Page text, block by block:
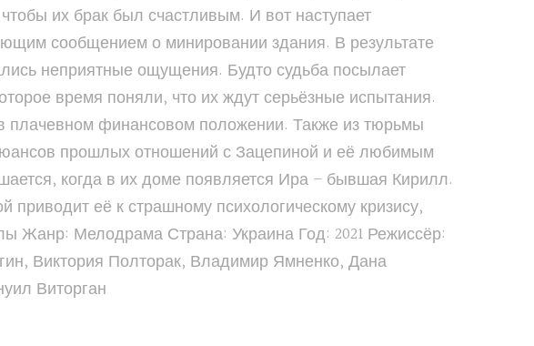
их брак был счастливым. И вот наступает
сообщением о минировании здания. В результате
неприятные ощущения. Будто судьба посылает
время поняли, что их ждут серьёзные испытания.
плачевном финансовом положении. Также из тюрьмы
прошлых отношений с Зацепиной и её любимым
когда в их доме появляется Ира – бывшая Кирилл.
её к страшному психологическому кризису,
Жанр: Мелодрама Страна: Украина Год: 2021 Режиссёр:
Виктория Полторак, Владимир Ямненко, Дана
Виторган